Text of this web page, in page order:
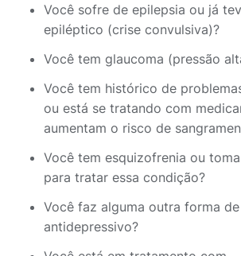
Você sofre de epilepsia ou já
epiléptico (crise convulsiva)?
Você tem glaucoma (pressão
Você tem histórico de
ou está se tratando com
aumentam o risco de
Você tem esquizofrenia ou
para tratar essa condição?
Você faz alguma outra forma
antidepressivo?